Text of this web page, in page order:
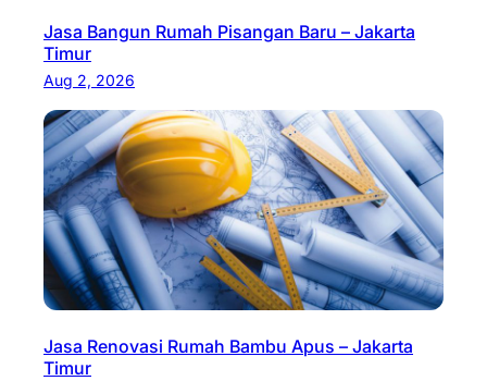
Jasa Bangun Rumah Pisangan Baru – Jakarta
Timur
Aug 2, 2026
Jasa Renovasi Rumah Bambu Apus – Jakarta
Timur